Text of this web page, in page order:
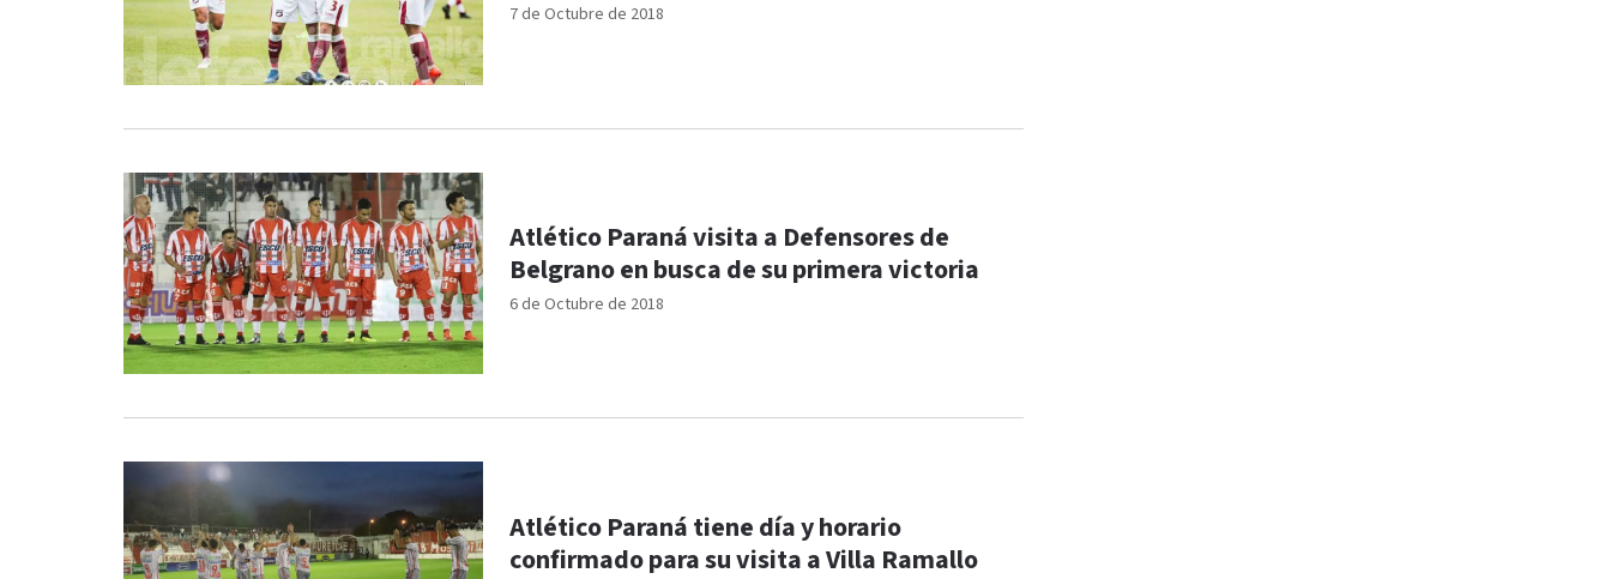
7 de Octubre de 2018
6 de Octubre de 2018
Atlético Paraná visita a Defensores de
Belgrano en busca de su primera victoria
Atlético Paraná tiene día y horario
confirmado para su visita a Villa Ramallo